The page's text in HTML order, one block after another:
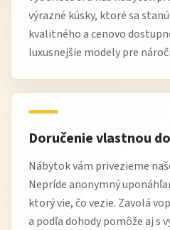
výrazné kúsky, ktoré sa
kvalitného a cenovo
luxusnejšie modely pre
Doručenie vlastnou
Nábytok vám privezieme
Nepríde anonymný
ktorý vie, čo vezie. Zavolá
a podľa dohody pomôže aj s